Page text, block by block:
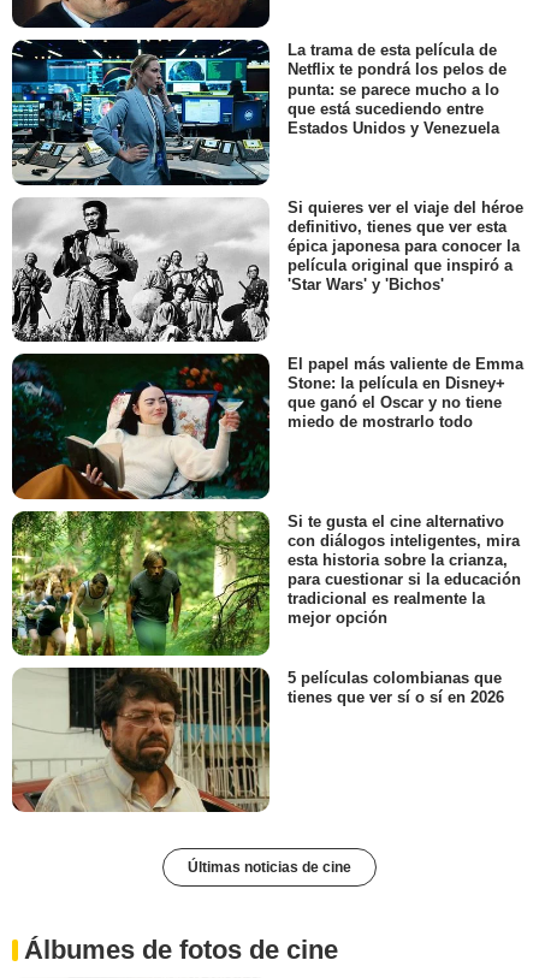
La trama de esta película de
Netflix te pondrá los pelos de
punta: se parece mucho a lo
que está sucediendo entre
Estados Unidos y Venezuela
Si quieres ver el viaje del héroe
definitivo, tienes que ver esta
épica japonesa para conocer la
película original que inspiró a
'Star Wars' y 'Bichos'
El papel más valiente de Emma
Stone: la película en Disney+
que ganó el Oscar y no tiene
miedo de mostrarlo todo
Si te gusta el cine alternativo
con diálogos inteligentes, mira
esta historia sobre la crianza,
para cuestionar si la educación
tradicional es realmente la
mejor opción
5 películas colombianas que
tienes que ver sí o sí en 2026
Últimas noticias de cine
Álbumes de fotos de cine